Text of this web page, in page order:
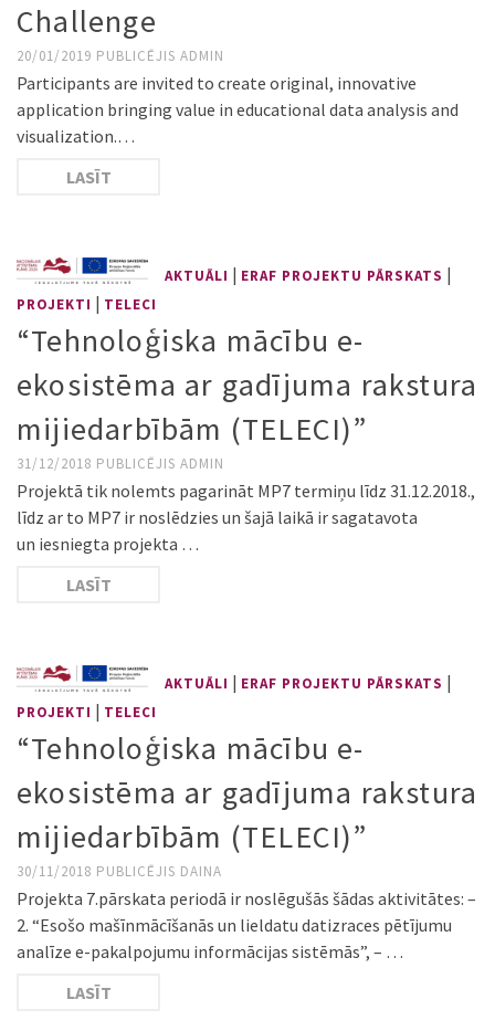
Challenge
20/01/2019 PUBLICĒJIS ADMIN
Participants are invited to create original, innovative
application bringing value in educational data analysis and
visualization.…
LASĪT
AKTUĀLI | ERAF PROJEKTU PĀRSKATS |
PROJEKTI | TELECI
“Tehnoloģiska mācību e-
ekosistēma ar gadījuma rakstura
mijiedarbībām (TELECI)”
31/12/2018 PUBLICĒJIS ADMIN
Projektā tik nolemts pagarināt MP7 termiņu līdz 31.12.2018.,
līdz ar to MP7 ir noslēdzies un šajā laikā ir sagatavota
un iesniegta projekta …
LASĪT
AKTUĀLI | ERAF PROJEKTU PĀRSKATS |
PROJEKTI | TELECI
“Tehnoloģiska mācību e-
ekosistēma ar gadījuma rakstura
mijiedarbībām (TELECI)”
30/11/2018 PUBLICĒJIS DAINA
Projekta 7.pārskata periodā ir noslēgušās šādas aktivitātes: –
2. “Esošo mašīnmācīšanās un lieldatu datizraces pētījumu
analīze e-pakalpojumu informācijas sistēmās”, – …
LASĪT